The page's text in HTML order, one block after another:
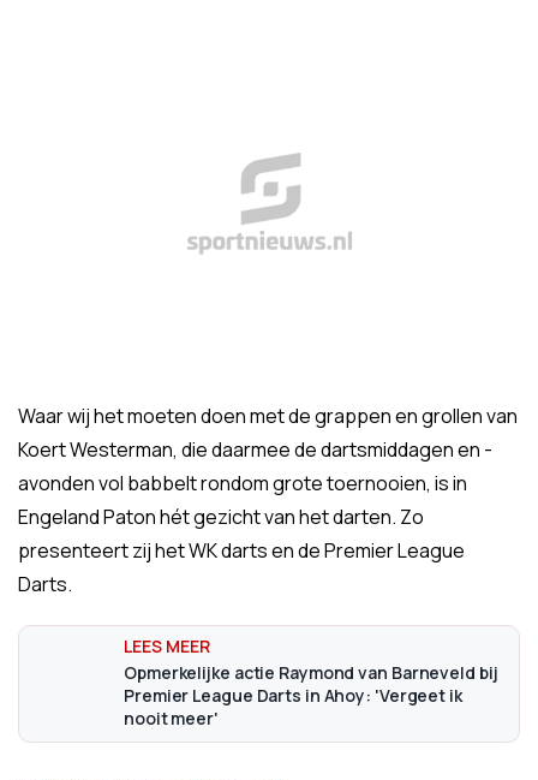
Waar wij het moeten doen met de grappen en grollen van
Koert Westerman, die daarmee de dartsmiddagen en -
avonden vol babbelt rondom grote toernooien, is in
Engeland Paton hét gezicht van het darten. Zo
presenteert zij het WK darts en de Premier League
Darts.
Opmerkelijke actie Raymond van Barneveld bij
Premier League Darts in Ahoy: 'Vergeet ik
nooit meer'